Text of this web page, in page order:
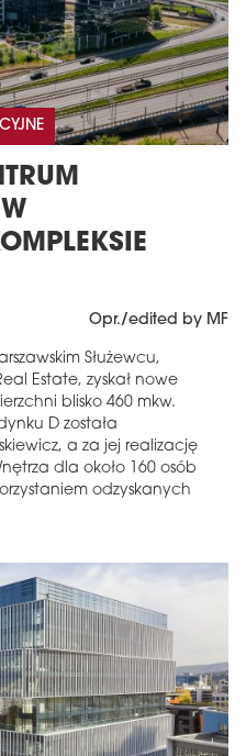
Opr./edited by MF
Służewcu,
Estate, zyskał nowe
blisko 460 mkw.
D została
a za jej realizację
dla około 160 osób
odzyskanych